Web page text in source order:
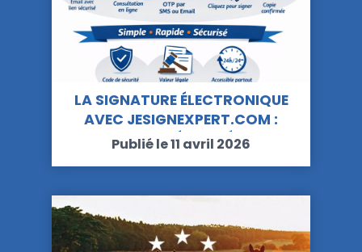
LA SIGNATURE ÉLECTRONIQUE
AVEC JESIGNEXPERT.COM :
SIMPLE, SÉCURISÉE…
Publié le 11 avril 2026